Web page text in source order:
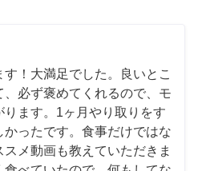
！大満足でした。良いとこ
、必ず褒めてくれるので、モ
ます。1ヶ月やり取りをす
かったです。食事だけではな
スメ動画も教えていただきま